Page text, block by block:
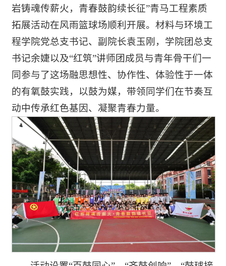
岩铸魂传薪火，青春鼓韵续长征”青马工程素质
拓展活动在风雨篮球场顺利开展。材料与环境工
程学院党总支书记、副院长袁玉刚，学院团总支
书记余婕以及“红筑”讲师团成员与青年骨干们一
同参与了这场融思想性、协作性、体验性于一体
的有氧鼓实践，以鼓为媒，带领同学们在节奏互
动中传承红色基因、凝聚青春力量。